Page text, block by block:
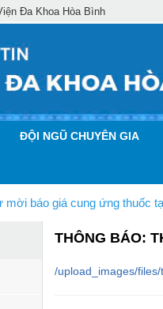
Đa Khoa Hòa Bình
ĐỘI NGŨ CHUYÊN GIA
báo giá cung ứng thuốc
THÔNG BÁO:
/upload_images/